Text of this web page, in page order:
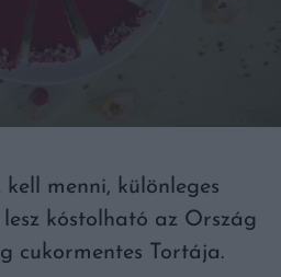
menni, különleges
kóstolható az Ország
cukormentes Tortája.